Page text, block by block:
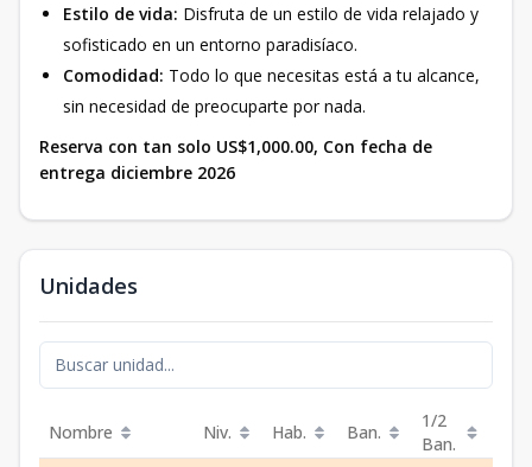
Estilo de vida: Disfruta de un estilo de vida relajado y
sofisticado en un entorno paradisíaco.
Comodidad: Todo lo que necesitas está a tu alcance,
sin necesidad de preocuparte por nada.
Reserva con tan solo US$1,000.00, Con fecha de
entrega diciembre 2026
Unidades
Nombre Niv. Hab. Ban.
1/2
Ban.